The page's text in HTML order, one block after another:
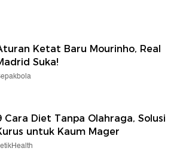
Ketat Baru Mourinho, Real
Suka!
Cara Diet Tanpa Olahraga, Solusi
untuk Kaum Mager